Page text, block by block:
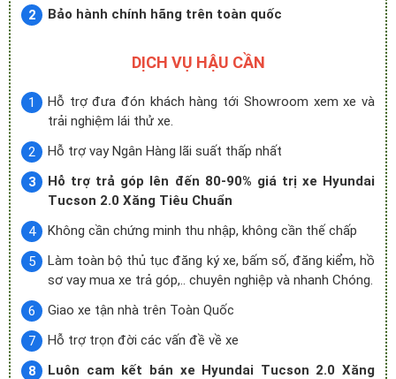
Bảo hành chính hãng trên toàn quốc
DỊCH VỤ HẬU CẦN
Hỗ trợ đưa đón khách hàng tới Showroom xem xe và
trải nghiệm lái thử xe.
Hỗ trợ vay Ngân Hàng lãi suất thấp nhất
Hỗ trợ trả góp lên đến 80-90% giá trị xe Hyundai
Tucson 2.0 Xăng Tiêu Chuẩn
Không cần chứng minh thu nhập, không cần thế chấp
Làm toàn bộ thủ tục đăng ký xe, bấm số, đăng kiểm, hồ
sơ vay mua xe trả góp,.. chuyên nghiệp và nhanh Chóng.
Giao xe tận nhà trên Toàn Quốc
Hỗ trợ trọn đời các vấn đề về xe
Luôn cam kết bán xe Hyundai Tucson 2.0 Xăng